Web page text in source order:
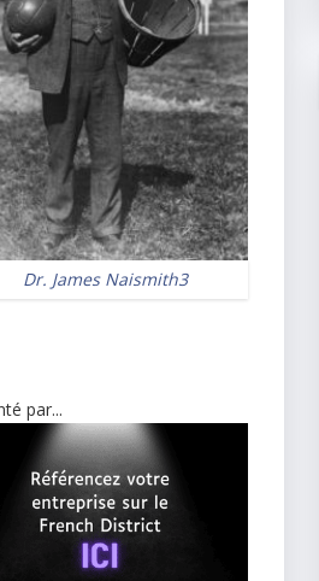
Dr. James Naismith3
par...